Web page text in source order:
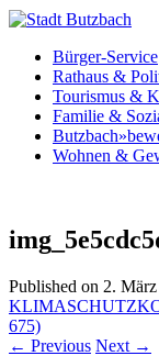
Bürger-Service
Rathaus &
Tourismus &
Familie &
Wohnen &
Published on 2.
675)
← Previous Next →